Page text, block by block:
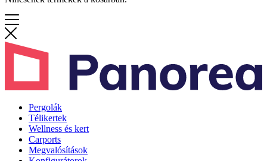
Pergolák
Télikertek
Wellness és kert
Carports
Megvalósítások